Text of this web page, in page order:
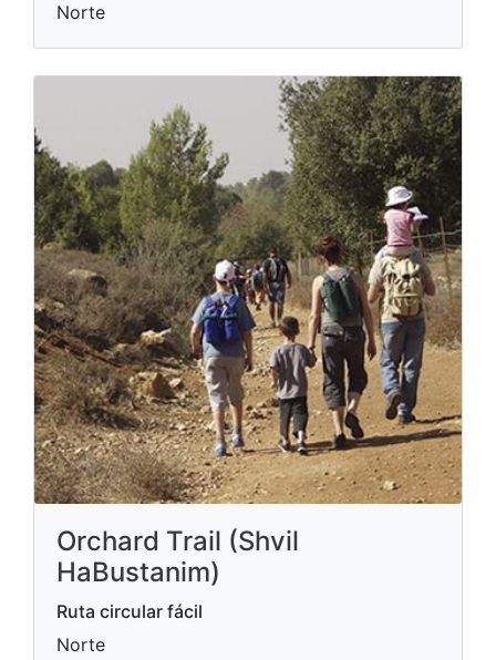
Norte
Orchard Trail (Shvil
HaBustanim)
Ruta circular fácil
Norte